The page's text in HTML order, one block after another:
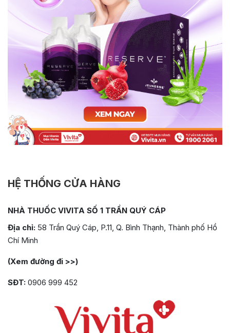
HỆ THỐNG CỬA HÀNG
NHÀ THUỐC VIVITA SỐ 1 TRẦN QUÝ CÁP
Địa chỉ: 58 Trần Quý Cáp, P.11, Q. Bình Thạnh, Thành phố Hồ
Chí Minh
(Xem đường đi >>)
SĐT: 0906 999 452